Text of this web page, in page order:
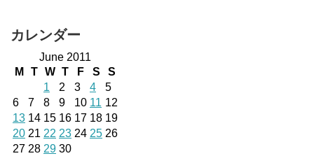
カレンダー
June 2011
M
T W T F S
S
1
2 3 4
5
6
7 8 9 10 11 12
13 14 15 16 17 18 19
20 21 22 23 24 25 26
27 28 29 30